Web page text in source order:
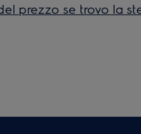
prezzo se trovo la